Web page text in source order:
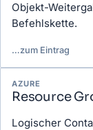
Objekt-
Befehlskette.
…zum Eintrag
AZURE
Resource
Logischer